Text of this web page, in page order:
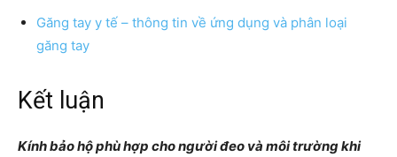
Găng tay y tế – thông tin về ứng dụng và phân loại
găng tay
Kết luận
Kính bảo hộ phù hợp cho người đeo và môi trường khi